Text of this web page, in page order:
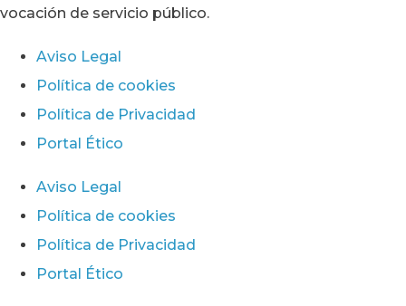
vocación de servicio público.
Aviso Legal
Política de cookies
Política de Privacidad
Portal Ético
Aviso Legal
Política de cookies
Política de Privacidad
Portal Ético